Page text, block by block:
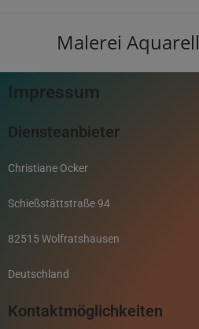
Malerei Aquarell
Impressum
Diensteanbieter
Christiane Ocker
Schießstättstraße 94
82515 Wolfratshausen
Deutschland
Kontaktmöglichkeiten